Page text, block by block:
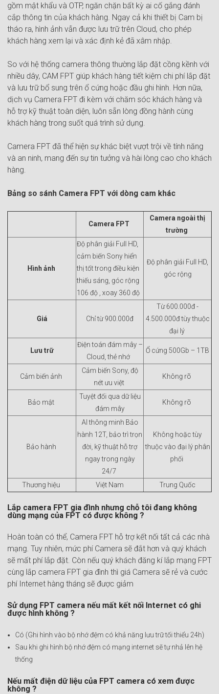
gồm mật khẩu và OTP, ngăn chặn bất kỳ ai cố gắng đánh
cắp thông tin của khách hàng. Ngay cả khi thiết bị Cam bị
tháo ra, hình ảnh vẫn được lưu trữ trên Cloud, cho phép
khách hàng xem lại và xác định kẻ đã xâm nhập.
So với hệ thống camera thông thường lắp đặt cồng kềnh với
nhiều dây, CAM FPT giúp khách hàng tiết kiệm chi phí lắp đặt
và lưu trữ bổ sung trên ổ cứng hoặc đầu ghi hình. Hơn nữa,
dịch vụ Camera FPT đi kèm với chăm sóc khách hàng và
hỗ trợ kỹ thuật toàn diện, luôn sẵn lòng đồng hành cùng
khách hàng trong suốt quá trình sử dụng.
Camera FPT đã thể hiện sự khác biệt vượt trội về tính năng
và an ninh, mang đến sự tin tưởng và hài lòng cao cho khách
hàng.
Bảng so sánh Camera FPT với dòng cam khác
Camera FPT
Camera ngoài thị
trường
Hình ảnh
Độ phân giải Full HD,
cảm biến Sony hiển
thị tốt trong điều kiện
thiếu sáng, góc rộng
106 độ , xoay 360 độ
Độ phân giải Full HD,
góc rộng
Giá Chỉ từ 900.000đ
Từ 600.000đ -
4.500.000đ tùy thuộc
đại lý
Lưu trữ
Điện toán đám mây –
Cloud, thẻ nhớ
Ổ cứng 500Gb – 1TB
Cảm biến ảnh
Cảm biến Sony, độ
nét ưu việt
Không rõ
Bảo mật
Tuyệt đối qua dữ liệu
đám mây
Không rõ
Bảo hành
AI thông minh Bảo
hành 12T, bảo trì trọn
đời, kỹ thuật hỗ trợ
ngay trong ngày
24/7
Không hoặc tùy
thuộc vào đại lý phân
phối
Thương hiệu Việt Nam Trung Quốc
Lắp camera FPT gia đình nhưng chỗ tôi đang không
dùng mạng của FPT có được không ?
Hoàn toàn có thể, Camera FPT hỗ trợ kết nối tất cả các nhà
mạng. Tuy nhiên, mức phí Camera sẽ đắt hơn và quý khách
sẽ mất phí lắp đặt. Còn nếu quý khách đăng kí lắp mạng FPT
cùng lắp camera FPT gia đình thì giá Camera sẽ rẻ và cước
phí Internet hàng tháng sẽ được giảm
Sử dụng FPT camera nếu mất kết nối Internet có ghi
được hình không ?
Có (Ghi hình vào bộ nhớ đệm có khả năng lưu trữ tối thiểu 24h)
Sau khi ghi hình bộ nhớ đệm có mạng internet sẽ tự nhả lên hệ
thống
Nếu mất điện dữ liệu của FPT camera có xem được
không ?